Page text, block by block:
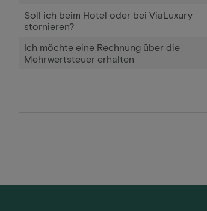
Soll ich beim Hotel oder bei ViaLuxury
stornieren?
Ich möchte eine Rechnung über die
Mehrwertsteuer erhalten